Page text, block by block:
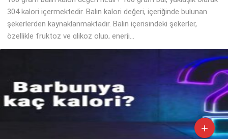
304 kalori içermektedir. Balın kalori değeri, içeriğinde bulunan
şekerlerden kaynaklanmaktadır. Balın içerisindeki şekerler,
özellikle fruktoz ve glikoz olup, enerji...
